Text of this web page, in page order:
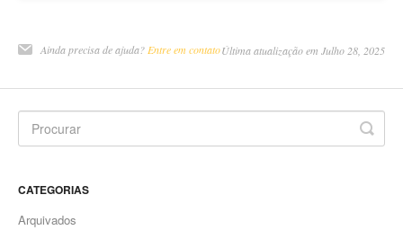
Ainda precisa de ajuda? Entre em contatoÚltima atualização em Julho 28, 2025
CATEGORIAS
Arquivados